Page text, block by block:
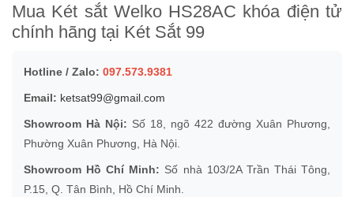
Mua Két sắt Welko HS28AC khóa điện tử
chính hãng tại Két Sắt 99
Hotline / Zalo: 097.573.9381
Email: ketsat99@gmail.com
Showroom Hà Nội: Số 18, ngõ 422 đường Xuân Phương,
Phường Xuân Phương, Hà Nội.
Showroom Hồ Chí Minh: Số nhà 103/2A Trần Thái Tông,
P.15, Q. Tân Bình, Hồ Chí Minh.